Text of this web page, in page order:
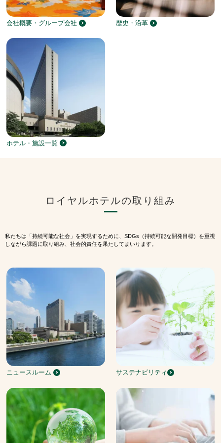
会社概要・グループ会社 歴史・沿革
ホテル・施設一覧
ロイヤルホテルの取り組み
私たちは「持続可能な社会」を実現するために、SDGs（持続可能な開発目標）を重視
しながら課題に取り組み、社会的責任を果たしてまいります。
ニュースルーム サステナビリティ